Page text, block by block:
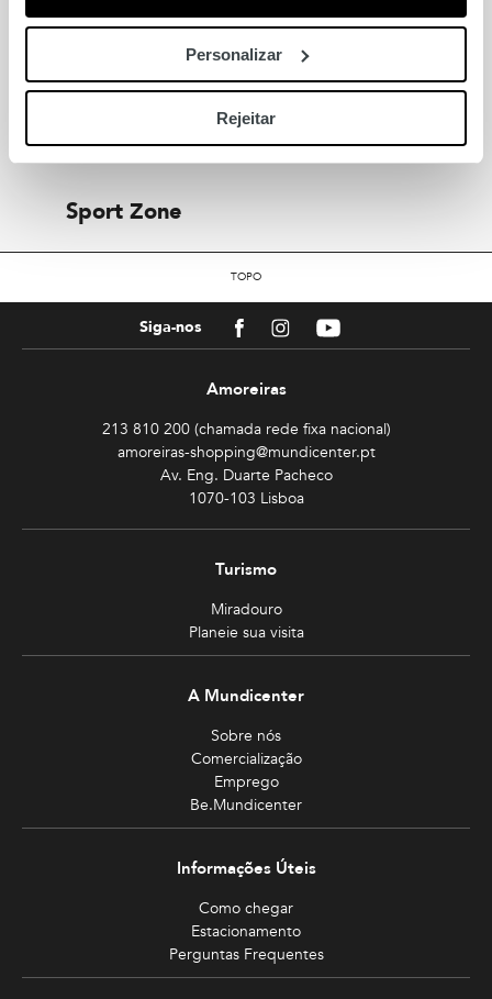
Personalizar
Rejeitar
IUMAN-Intimissimi Uomo
Wickett Jones
Yellow Metric
Sport Zone
TOPO
Siga-nos FacebookInstagramYoutube
Amoreiras
213 810 200 (chamada rede fixa nacional)
amoreiras-shopping@mundicenter.pt
Av. Eng. Duarte Pacheco
1070-103 Lisboa
Turismo
Miradouro
Planeie sua visita
A Mundicenter
Sobre nós
Comercialização
Emprego
Be.Mundicenter
Informações Úteis
Como chegar
Estacionamento
Perguntas Frequentes